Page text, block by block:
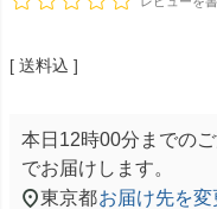
送料込
本日 12時00分 までの
でお届けします。
東京都お届け先を変